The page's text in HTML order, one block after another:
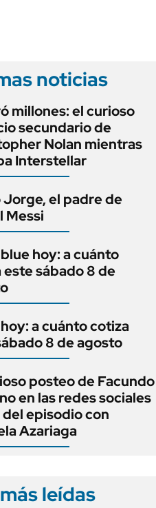
noticias
millones: el curioso
secundario de
Nolan mientras
Interstellar
Jorge, el padre de
Messi
hoy: a cuánto
sábado 8 de
a cuánto cotiza
8 de agosto
posteo de Facundo
en las redes sociales
del episodio con
Azariaga
leídas